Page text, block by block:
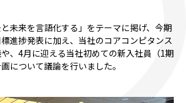
未来を言語化する」をテーマに掲げ、今期
進捗発表に加え、当社のコアコンピタンス
や、4月に迎える当社初めての新入社員（1期
について議論を行いました。